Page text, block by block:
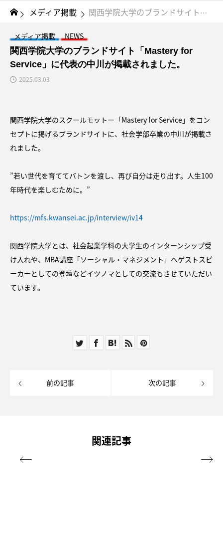
メディア掲載 関西学院大学のブランドサイト「Mastery for Service」に代表の中川が掲載されました。
メディア掲載
NEWS
関西学院大学のブランドサイト「Mastery for
Service」に代表の中川が掲載されました。
2025.03.03
関西学院大学のスクールモットー「Mastery for Service」をコン
セプトに掲げるブランドサイトに、社会学部卒業の中川が掲載さ
れました。
”若い世代を育ててバトンを渡し、再び自分は走り出す。人生100
年時代を楽しむために。”
https://mfs.kwansei.ac.jp/interview/iv14
関西学院大学とは、社会起業学科の大学生のインターンシップ受
け入れや、MBA講座「ソーシャル・マネジメント」へゲストスピ
ーカーとしての登壇などイツノマとしての交流もさせていただい
ています。
前の記事 次の記事
関連記事
 